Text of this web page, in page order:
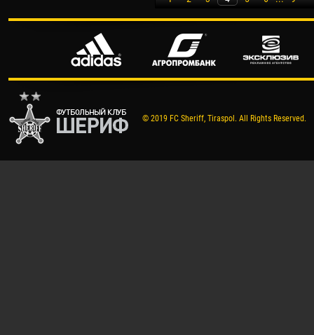
© 2019 FC Sheriff, Tiraspol. All Rights Reserved.